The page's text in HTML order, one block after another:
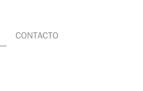
CONTACTO